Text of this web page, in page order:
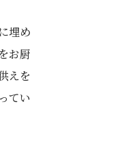
埋め
お厨
えを
てい